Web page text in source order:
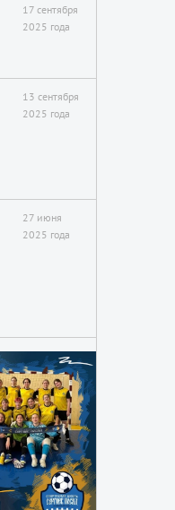
17 сентября
2025 года
13 сентября
2025 года
27 июня
2025 года